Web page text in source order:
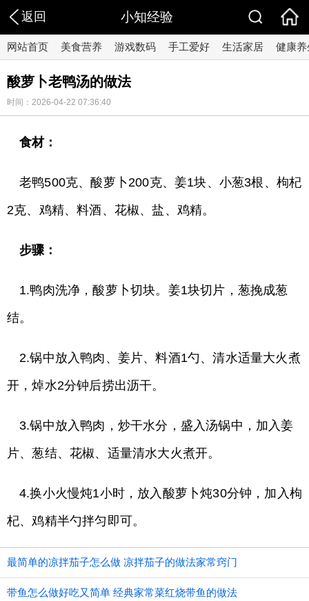
返回 小知经验
网站首页 美食营养 游戏数码 手工爱好 生活家居 健康养
酸萝卜老鸭汤的做法
时间：2026-04-22 07:36:40
食材：
老鸭500克、酸萝卜200克、姜1块、小葱3根、枸杞
2克、鸡精、料酒、花椒、盐、鸡精。
步骤：
1.鸭肉洗净，酸萝卜切块。姜1块切片，葱挽成葱
结。
2.锅中放入鸭肉、姜片、料酒1勺、清水适量大火煮
开，焯水2分钟后捞出沥干。
3.锅中放入鸭肉，炒干水分，盛入汤锅中，加入姜
片、葱结、花椒、适量清水大火煮开。
4.换小火慢炖1小时，放入酸萝卜炖30分钟，加入枸
杞、鸡精半勺拌匀即可。
最简单的凉拌茄子怎么做 凉拌茄子的做法家常窍门
带鱼怎么做好吃又简单 经典家常菜红烧带鱼的做法